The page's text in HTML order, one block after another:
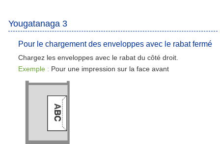
Yougatanaga 3
Pour le chargement des enveloppes avec le rabat fermé
Chargez les enveloppes avec le rabat du côté droit.
Exemple : Pour une impression sur la face avant